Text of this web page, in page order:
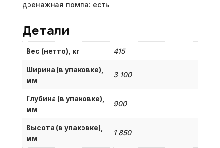
дренажная помпа: есть
Детали
Вес (нетто), кг 415
Ширина (в упаковке),
мм
3 100
Глубина (в упаковке),
мм
900
Высота (в упаковке),
мм
1 850